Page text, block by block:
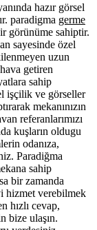
hazır görsel
paradigma germe
görünüme sahiptir.
sayesinde özel
uzun
getiren
sahip
işçilik ve görseller
mekanınızın
referanlarımızı
kuşların oldugu
odanıza,
Paradiğma
sahip
bir zamanda
hizmet verebilmek
hızlı cevap,
bize ulaşın.